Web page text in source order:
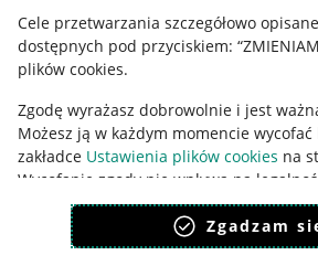
Cele przetwarzania szczegółowo
dostępnych pod przyciskiem:
plików cookies.
Zgodę wyrażasz dobrowolnie i jest
Możesz ją w każdym momencie
zakładce Ustawienia plików cookies na
Wycofanie zgody nie wpływa na
przetwarzania.
polityka plików cookies
polityka
Zgadzam
Pobierz aplikację